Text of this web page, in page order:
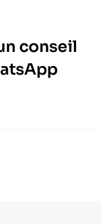
conseil